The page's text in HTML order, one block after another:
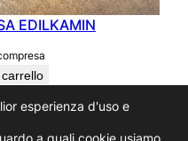
EDILKAMIN
esperienza d'uso e
a quali cookie usiamo